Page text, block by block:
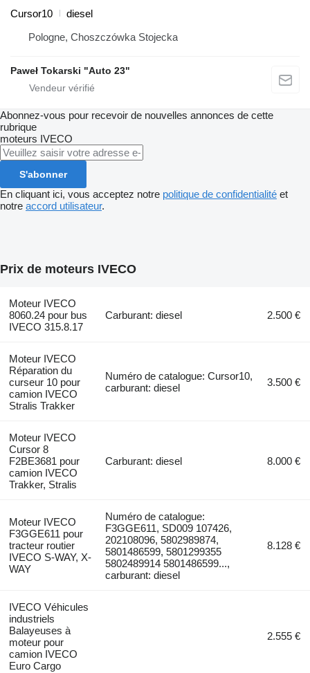
Cursor10
diesel
Pologne, Choszczówka Stojecka
Paweł Tokarski "Auto 23"
Abonnez-vous pour recevoir de nouvelles annonces de cette
rubrique
moteurs IVECO
S'abonner
En cliquant ici, vous acceptez notre politique de confidentialité et
notre accord utilisateur.
Prix de moteurs IVECO
Moteur IVECO
8060.24 pour bus
IVECO 315.8.17
Carburant: diesel 2.500 €
Moteur IVECO
Réparation du
curseur 10 pour
camion IVECO
Stralis Trakker
Numéro de catalogue: Cursor10,
carburant: diesel
3.500 €
Moteur IVECO
Cursor 8
F2BE3681 pour
camion IVECO
Trakker, Stralis
Carburant: diesel 8.000 €
Moteur IVECO
F3GGE611 pour
tracteur routier
IVECO S-WAY, X-
WAY
Numéro de catalogue:
F3GGE611, SD009 107426,
202108096, 5802989874,
5801486599, 5801299355
5802489914 5801486599...,
carburant: diesel
8.128 €
IVECO Véhicules
industriels
Balayeuses à
moteur pour
camion IVECO
Euro Cargo
2.555 €